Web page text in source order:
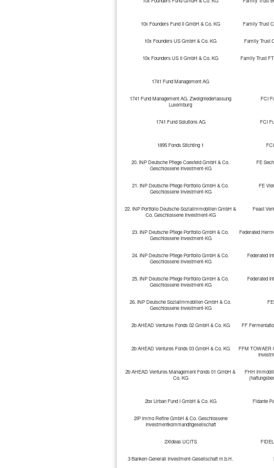
10x Founders Fund II GmbH & Co. KG Family Trust
10x Founders US GmbH & Co. KG Family Trust
10x Founders US II GmbH & Co. KG Family Trust
1741 Fund Management AG
1741 Fund Management AG, Zweigniederlassung
Luxemburg
FCI
1741 Fund Solutions AG FCI
1895 Fonds Stichting 1
20. INP Deutsche Pflege Coesfeld GmbH & Co.
Geschlossene Investment-KG
FE
21. INP Deutsche Pflege Portfolio GmbH & Co.
Geschlossene Investment-KG
FE
22. INP Portfolio Deutsche Sozialimmobilien GmbH &
Co. Geschlossene Investment-KG
Feast
23. INP Deutsche Pflege Portfolio GmbH & Co.
Geschlossene Investment-KG
Federated
24. INP Deutsche Pflege Portfolio GmbH & Co.
Geschlossene Investment-KG
Federated
25. INP Deutsche Pflege Portfolio GmbH & Co.
Geschlossene Investment-KG
Federated
26. INP Deutsche Sozialimmobilien GmbH & Co.
Geschlossene Investment-KG
2b AHEAD Ventures Fonds 02 GmbH & Co. KG FF
2b AHEAD Ventures Fonds 03 GmbH & Co. KG
FFM TOWAER
2b AHEAD Ventures Management Fonds 01 GmbH &
Co. KG
FHH
2bx Urban Fund I GmbH & Co. KG Fidante
2IP Immo Refine GmbH & Co. Geschlossene
Investmentkommanditgesellschaft
2Xideas UCITS
3 Banken-Generali Investment-Gesellschaft m.b.H.